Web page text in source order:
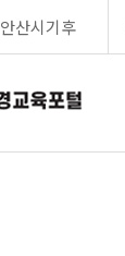
안산시기후